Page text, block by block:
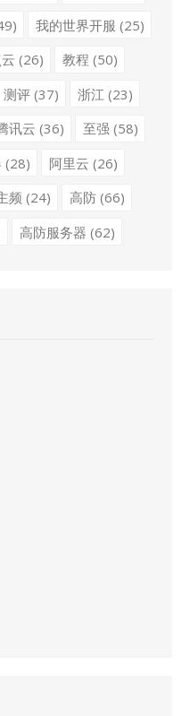
我的世界开服 (25)
(26) 教程 (50)
测评(37) 浙江 (23)
讯云 (36) 至强 (58)
(28) 阿里云 (26)
频 (24) 高防(66)
高防服务器 (62)